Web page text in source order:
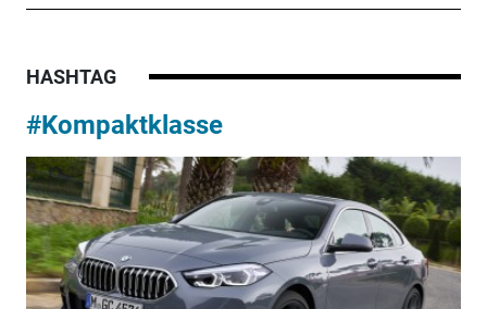
HASHTAG
#Kompaktklasse